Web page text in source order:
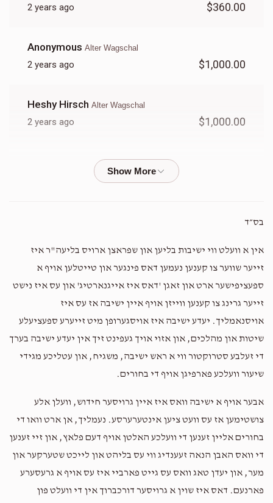
2 years ago $360.00
Anonymous Alter Wagschal
2 years ago $1,000.00
Heshy Hirsch Alter Wagschal
2 years ago $1,000.00
Alter Wagschal
Moishy Berger
2 years ago
Belgium BlocksAlter Wagschal
2 years ago $360.00
לכבוד איש החסד כ"ק רבינו מלאנצהוט שליט''א
בס״ד
אין א וועלט ווי ישיבות בליען און שפראצן ארויס בליעה"ר איז
זייער שווער צו קענען נעמען דאס פינגער און טייטלען אויף א
ספעציפישער ארט און זאגן 'דאס איז אייגנארטיג' און עס איז נישט
זייער גרינג צו קענען ווייזן אויף איין ישיבה אז עס איז
אויסנאמליך. יעדע ישיבה איז אויסגערופן מיט זייערע ספעציעלע
שיטות און מהלכים, און אזוי אויך געפינט זיך אין יעדע ישיבה בערך
די זעלבע סטרוקטור ווי א ראש ישיבה, משגיח, און עטליכע מגידי
שיעור וועלכע פארפיגן אויף די בחורים.
אבער אויף א ישיבה וואס איז איין גרויסער חידוש, וועלן אלע
צושטימען אז עס וועט ציען אינטערערסע. נעמליך, אן ארט וואו די
בחורים אליין זענען די וועלכע האלטן אויף דעם פלאץ, און זיי זענען
די וואס האבן הנאה זעענדיג ווי עס בליהט און לייכט שטערקער און
מער, און יעדן טאג וואס עס גייט פארביי איז עס אויף א גרעסערע
פארנעם. דאס איז שוין א גרויסער דורכברוך אין די וועלט פון